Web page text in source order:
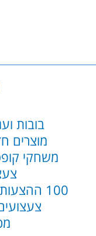
בובות
מוצרים
משחקי
100 ההצעות הנבחרות